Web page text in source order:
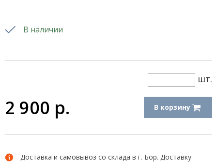
В наличии
шт.
2 900 р. В корзину
Доставка и самовывоз со склада в г. Бор. Доставку